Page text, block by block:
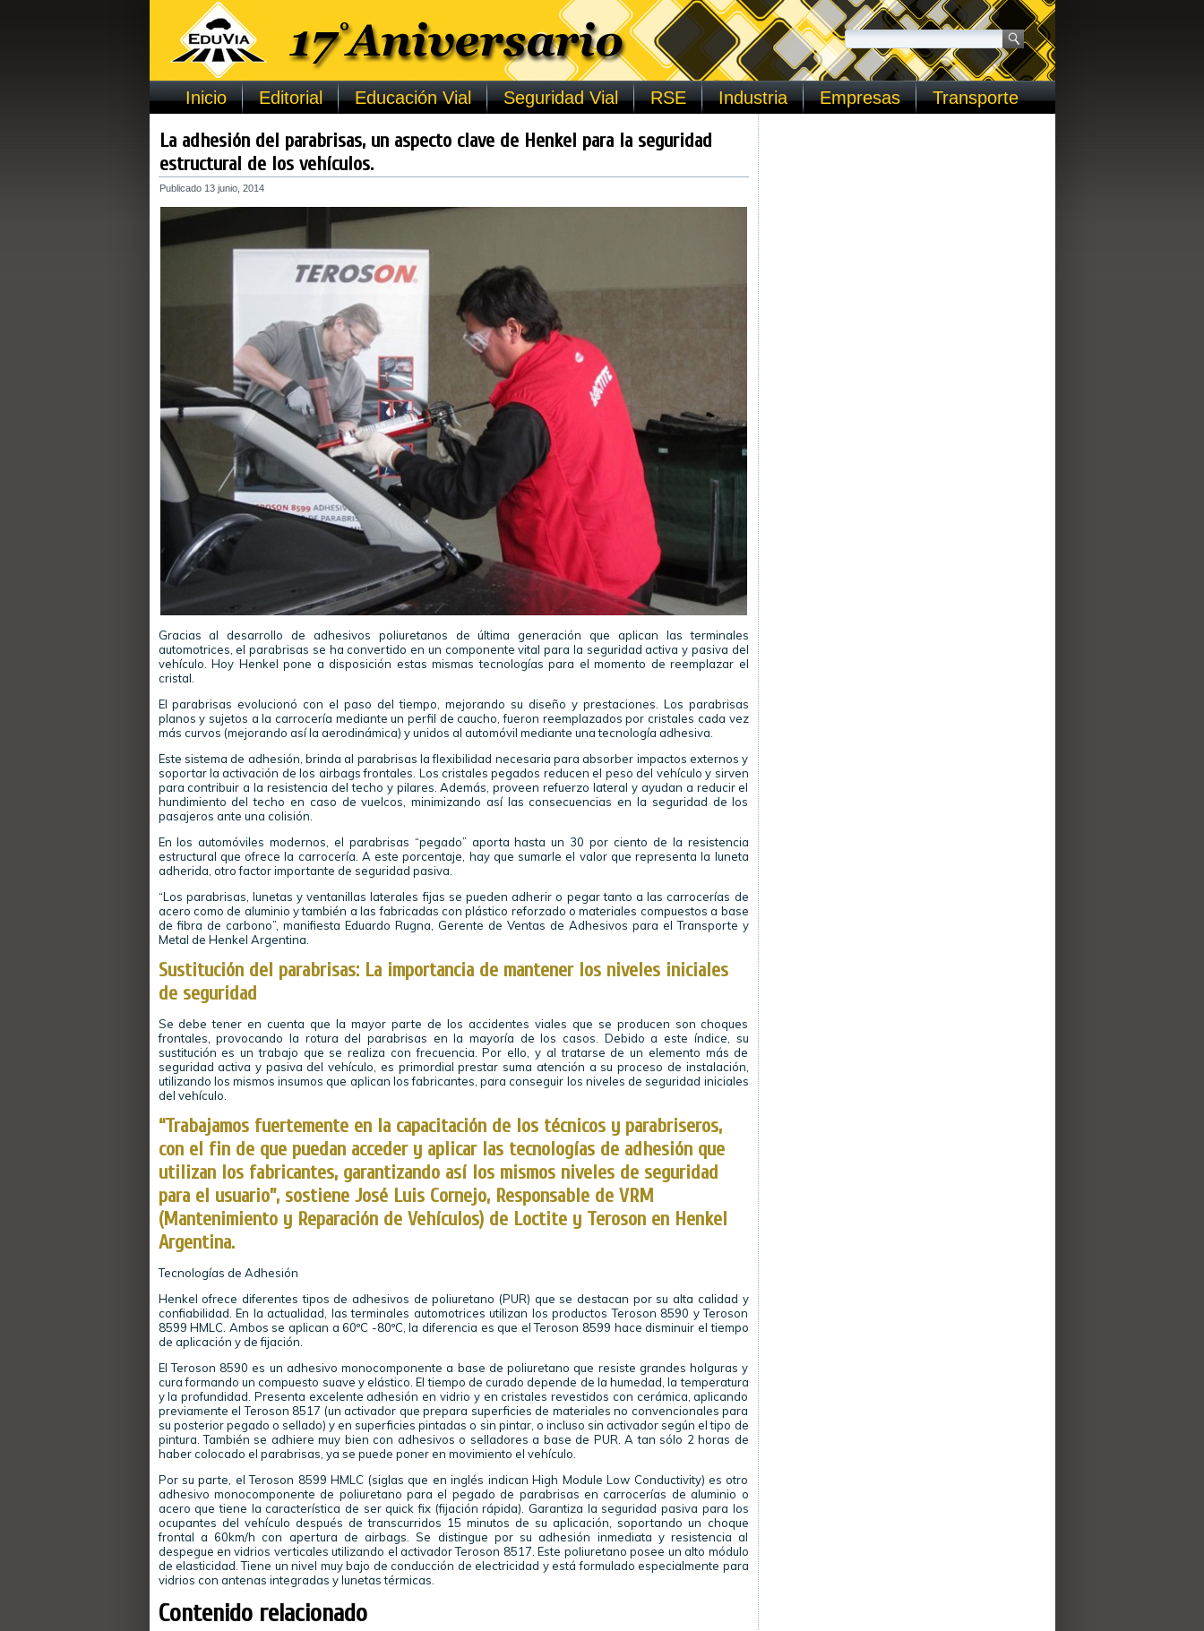
Inicio Editorial Educación Vial Seguridad Vial RSE Industria Empresas Transporte
La adhesión del parabrisas, un aspecto clave de Henkel para la seguridad
estructural de los vehículos.
Publicado 13 junio, 2014
Gracias al desarrollo de adhesivos poliuretanos de última generación que aplican las terminales
automotrices, el parabrisas se ha convertido en un componente vital para la seguridad activa y pasiva del
vehículo. Hoy Henkel pone a disposición estas mismas tecnologías para el momento de reemplazar el
cristal.
El parabrisas evolucionó con el paso del tiempo, mejorando su diseño y prestaciones. Los parabrisas
planos y sujetos a la carrocería mediante un perfil de caucho, fueron reemplazados por cristales cada vez
más curvos (mejorando así la aerodinámica) y unidos al automóvil mediante una tecnología adhesiva.
Este sistema de adhesión, brinda al parabrisas la flexibilidad necesaria para absorber impactos externos y
soportar la activación de los airbags frontales. Los cristales pegados reducen el peso del vehículo y sirven
para contribuir a la resistencia del techo y pilares. Además, proveen refuerzo lateral y ayudan a reducir el
hundimiento del techo en caso de vuelcos, minimizando así las consecuencias en la seguridad de los
pasajeros ante una colisión.
En los automóviles modernos, el parabrisas “pegado” aporta hasta un 30 por ciento de la resistencia
estructural que ofrece la carrocería. A este porcentaje, hay que sumarle el valor que representa la luneta
adherida, otro factor importante de seguridad pasiva.
“Los parabrisas, lunetas y ventanillas laterales fijas se pueden adherir o pegar tanto a las carrocerías de
acero como de aluminio y también a las fabricadas con plástico reforzado o materiales compuestos a base
de fibra de carbono”, manifiesta Eduardo Rugna, Gerente de Ventas de Adhesivos para el Transporte y
Metal de Henkel Argentina.
Sustitución del parabrisas: La importancia de mantener los niveles iniciales
de seguridad
Se debe tener en cuenta que la mayor parte de los accidentes viales que se producen son choques
frontales, provocando la rotura del parabrisas en la mayoría de los casos. Debido a este índice, su
sustitución es un trabajo que se realiza con frecuencia. Por ello, y al tratarse de un elemento más de
seguridad activa y pasiva del vehículo, es primordial prestar suma atención a su proceso de instalación,
utilizando los mismos insumos que aplican los fabricantes, para conseguir los niveles de seguridad iniciales
del vehículo.
“Trabajamos fuertemente en la capacitación de los técnicos y parabriseros,
con el fin de que puedan acceder y aplicar las tecnologías de adhesión que
utilizan los fabricantes, garantizando así los mismos niveles de seguridad
para el usuario”, sostiene José Luis Cornejo, Responsable de VRM
(Mantenimiento y Reparación de Vehículos) de Loctite y Teroson en Henkel
Argentina.
Tecnologías de Adhesión
Henkel ofrece diferentes tipos de adhesivos de poliuretano (PUR) que se destacan por su alta calidad y
confiabilidad. En la actualidad, las terminales automotrices utilizan los productos Teroson 8590 y Teroson
8599 HMLC. Ambos se aplican a 60ºC -80ºC, la diferencia es que el Teroson 8599 hace disminuir el tiempo
de aplicación y de fijación.
El Teroson 8590 es un adhesivo monocomponente a base de poliuretano que resiste grandes holguras y
cura formando un compuesto suave y elástico. El tiempo de curado depende de la humedad, la temperatura
y la profundidad. Presenta excelente adhesión en vidrio y en cristales revestidos con cerámica, aplicando
previamente el Teroson 8517 (un activador que prepara superficies de materiales no convencionales para
su posterior pegado o sellado) y en superficies pintadas o sin pintar, o incluso sin activador según el tipo de
pintura. También se adhiere muy bien con adhesivos o selladores a base de PUR. A tan sólo 2 horas de
haber colocado el parabrisas, ya se puede poner en movimiento el vehículo.
Por su parte, el Teroson 8599 HMLC (siglas que en inglés indican High Module Low Conductivity) es otro
adhesivo monocomponente de poliuretano para el pegado de parabrisas en carrocerías de aluminio o
acero que tiene la característica de ser quick fix (fijación rápida). Garantiza la seguridad pasiva para los
ocupantes del vehículo después de transcurridos 15 minutos de su aplicación, soportando un choque
frontal a 60km/h con apertura de airbags. Se distingue por su adhesión inmediata y resistencia al
despegue en vidrios verticales utilizando el activador Teroson 8517. Este poliuretano posee un alto módulo
de elasticidad. Tiene un nivel muy bajo de conducción de electricidad y está formulado especialmente para
vidrios con antenas integradas y lunetas térmicas.
Contenido relacionado